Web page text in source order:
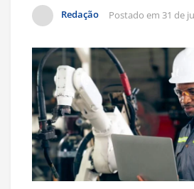
Redação Postado em 31 de